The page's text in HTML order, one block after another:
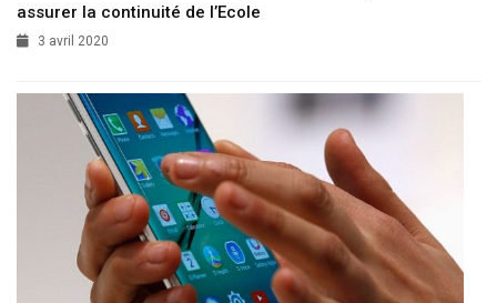
assurer la continuité de l’Ecole
3 avril 2020